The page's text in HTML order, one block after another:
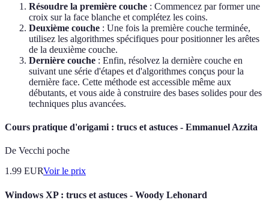
Résoudre la première couche : Commencez par former une
croix sur la face blanche et complétez les coins.
Deuxième couche : Une fois la première couche terminée,
utilisez les algorithmes spécifiques pour positionner les arêtes
de la deuxième couche.
Dernière couche : Enfin, résolvez la dernière couche en
suivant une série d'étapes et d'algorithmes conçus pour la
dernière face. Cette méthode est accessible même aux
débutants, et vous aide à construire des bases solides pour des
techniques plus avancées.
Cours pratique d'origami : trucs et astuces - Emmanuel Azzita
De Vecchi poche
1.99 EURVoir le prix
Windows XP : trucs et astuces - Woody Lehonard